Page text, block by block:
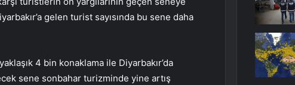
gelen turist sayısında bu sene daha
4 bin konaklama ile Diyarbakır’da
sene sonbahar turizminde yine artış